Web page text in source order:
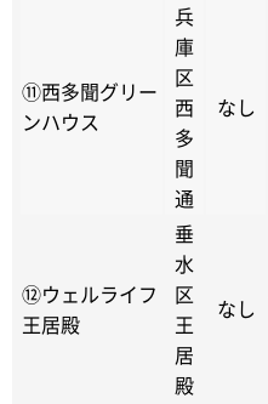
⑪西多聞グリー
ンハウス
兵
庫
区
西
多
聞
通
なし
⑫ウェルライフ
王居殿
垂
水
区
王
居
殿
なし